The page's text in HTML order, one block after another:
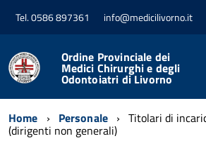
Tel. 0586 897361 info@medicilivorno.it
Ordine Provinciale dei
Medici Chirurghi e degli
Odontoiatri di Livorno
Home Personale Titolari di
(dirigenti non generali)